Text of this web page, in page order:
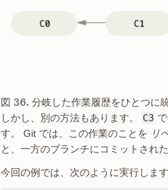
図 36. 分岐した作業履歴をひとつに
しかし、別の方法もあります。
C3
す。 Git では、この作業のことを リ
と、一方のブランチにコミットされ
今回の例では、次のように実行します